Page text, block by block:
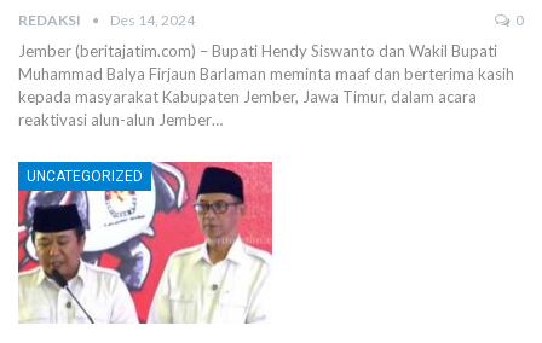
REDAKSI Des 14, 2024 0
Jember (beritajatim.com) – Bupati Hendy Siswanto dan Wakil Bupati
Muhammad Balya Firjaun Barlaman meminta maaf dan berterima kasih
kepada masyarakat Kabupaten Jember, Jawa Timur, dalam acara
reaktivasi alun-alun Jember…
UNCATEGORIZED